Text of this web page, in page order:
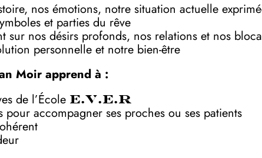
nos émotions, notre situation actuelle
et parties du rêve
nos désirs profonds, nos relations et nos
personnelle et notre bien-être
Moir apprend à :
de l’École E.V.E.R
accompagner ses proches ou ses patients